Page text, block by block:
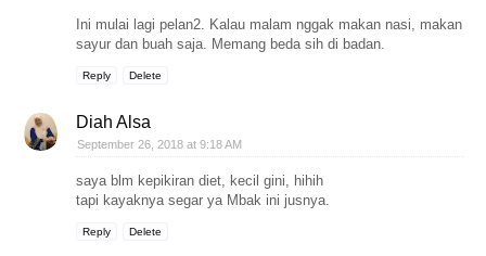
Ini mulai lagi pelan2. Kalau malam nggak makan nasi, makan
sayur dan buah saja. Memang beda sih di badan.
Reply Delete
Diah Alsa
September 26, 2018 at 9:18 AM
saya blm kepikiran diet, kecil gini, hihih
tapi kayaknya segar ya Mbak ini jusnya.
Reply Delete